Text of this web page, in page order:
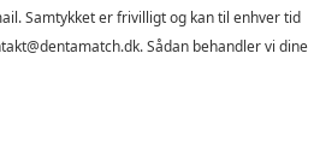
Samtykket er frivilligt og kan til enhver tid
Sådan behandler vi dine